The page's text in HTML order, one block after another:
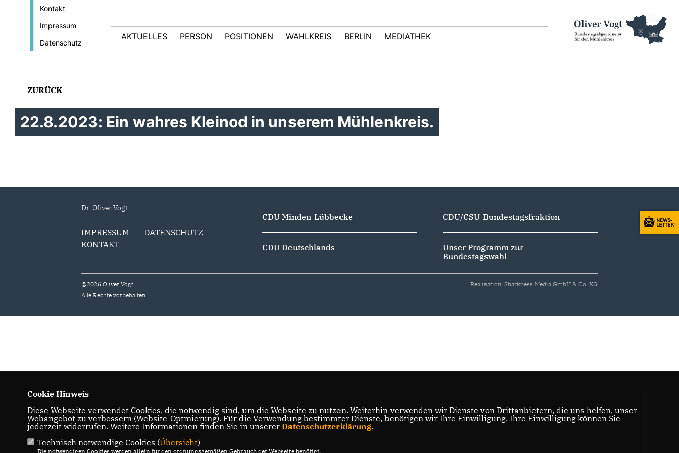
Kontakt
Impressum
Datenschutz
AKTUELLES PERSON POSITIONEN WAHLKREIS BERLIN MEDIATHEK
ZURÜCK
22.8.2023: Ein wahres Kleinod in unserem Mühlenkreis.
Dr. Oliver Vogt
IMPRESSUM
DATENSCHUTZ
KONTAKT
CDU Minden-Lübbecke
CDU Deutschlands
CDU/CSU-Bundestagsfraktion
Unser Programm zur
Bundestagswahl
@2026 Oliver Vogt
Alle Rechte vorbehalten.
Realisation: Sharkness Media GmbH & Co. KG
Cookie Hinweis
Diese Webseite verwendet Cookies, die notwendig sind, um die Webseite zu nutzen. Weiterhin verwenden wir Dienste von Drittanbietern, die uns helfen, unser
Webangebot zu verbessern (Website-Optmierung). Für die Verwendung bestimmter Dienste, benötigen wir Ihre Einwilligung. Ihre Einwilligung können Sie
jederzeit widerrufen. Weitere Informationen finden Sie in unserer Datenschutzerklärung.
Technisch notwendige Cookies (Übersicht)
Die notwendigen Cookies werden allein für den ordnungsgemäßen Gebrauch der Webseite benötigt.